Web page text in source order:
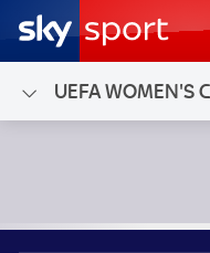
UEFA WOMEN'S